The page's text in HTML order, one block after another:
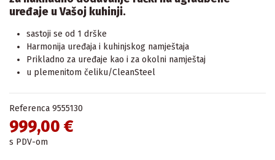
uređaje u Vašoj kuhinji.
sastoji se od 1 drške
Harmonija uređaja i kuhinjskog namještaja
Prikladno za uređaje kao i za okolni namještaj
u plemenitom čeliku/CleanSteel
Referenca 9555130
999,00 €
s PDV-om